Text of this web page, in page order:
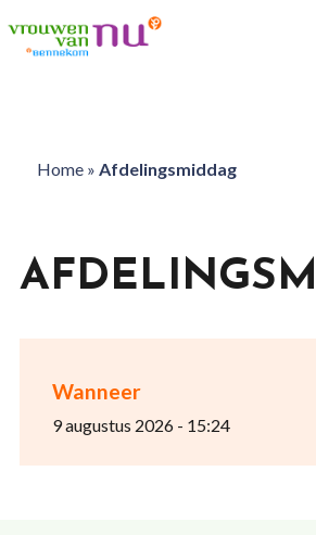
Home» Afdelingsmiddag
Wanneer
9 augustus 2026 - 15:24